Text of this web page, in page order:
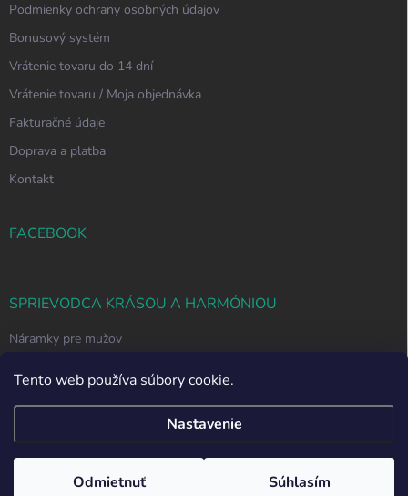
Tento web používa súbory cookie.
Nastavenie
Odmietnuť Súhlasím
Letný výpredaj -30% nakupujte výhodnejšie ešte dnes.
Podmienky ochrany osobných údajov
Bonusový systém
Vrátenie tovaru do 14 dní
Vrátenie tovaru / Moja objednávka
Fakturačné údaje
Doprava a platba
Kontakt
FACEBOOK
SPRIEVODCA KRÁSOU A HARMÓNIOU
Náramky pre mužov
Ako si vybrať správny náramok z polodrahokamov
Copyright 2026Svet Náramkov. Všetky práva vyhradené.Upraviť nastavenie